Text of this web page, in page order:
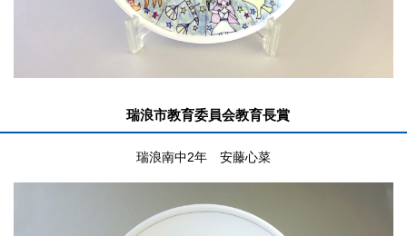
瑞浪市教育委員会教育長賞
瑞浪南中2年 安藤心菜